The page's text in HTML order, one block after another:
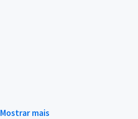
Mostrar mais